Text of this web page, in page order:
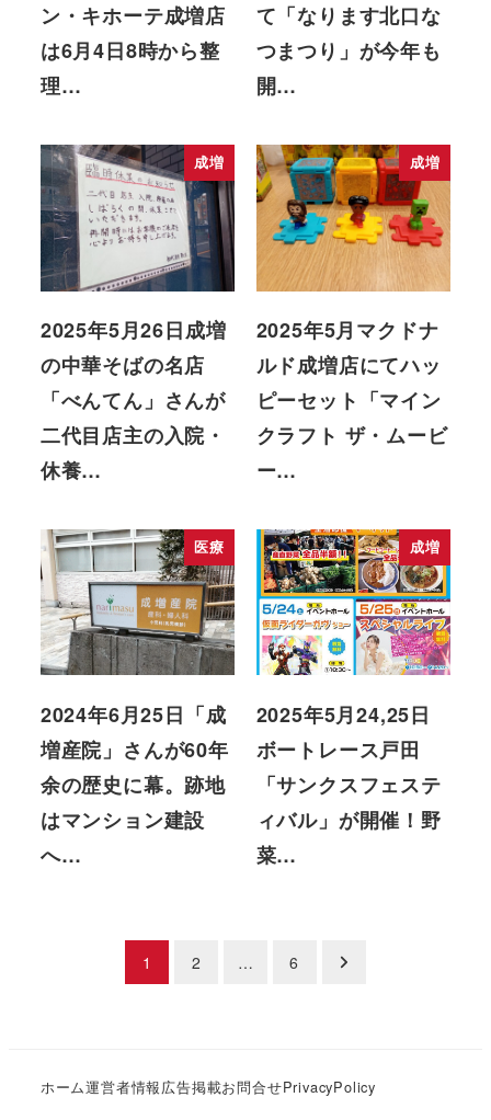
ン・キホーテ成増店
は6月4日8時から整
理…
て「なります北口な
つまつり」が今年も
開…
成増
2025年5月26日成増
の中華そばの名店
「べんてん」さんが
二代目店主の入院・
休養…
成増
2025年5月マクドナ
ルド成増店にてハッ
ピーセット「マイン
クラフト ザ・ムービ
ー…
医療
2024年6月25日「成
増産院」さんが60年
余の歴史に幕。跡地
はマンション建設
へ…
成増
2025年5月24,25日
ボートレース戸田
「サンクスフェステ
ィバル」が開催！野
菜…
ペ
1 2 … 6
ホーム運営者情報広告掲載お問合せPrivacyPolicy